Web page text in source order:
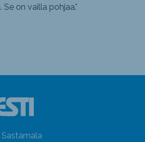
on vailla pohjaa."